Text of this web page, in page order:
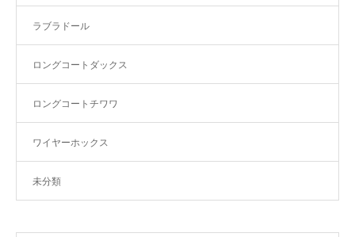
ラブラドール
ロングコートダックス
ロングコートチワワ
ワイヤーホックス
未分類